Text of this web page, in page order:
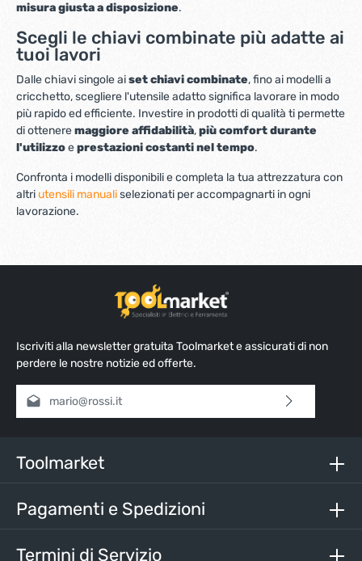
misura giusta a disposizione.
Scegli le chiavi combinate più adatte ai
tuoi lavori
Dalle chiavi singole aiset chiavi combinate, fino ai modelli a
cricchetto, scegliere l'utensile adatto significa lavorare in modo
più rapido ed efficiente. Investire in prodotti di qualità ti permette
di otteneremaggiore affidabilità,più comfort durante
l'utilizzoeprestazioni costanti nel tempo.
Confronta i modelli disponibili e completa la tua attrezzatura con
altri utensili manualiselezionati per accompagnarti in ogni
lavorazione.
Iscriviti alla newsletter gratuita Toolmarket e assicurati di non
perdere le nostre notizie ed offerte.
Indirizzo e-mail*
nostri termini e condizioni generali
Inserisci i caratteri sopra*
Toolmarket
Pagamenti e Spedizioni
Termini di Servizio